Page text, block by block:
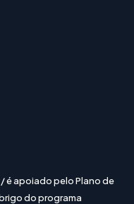
apoiado pelo Plano de
do programa